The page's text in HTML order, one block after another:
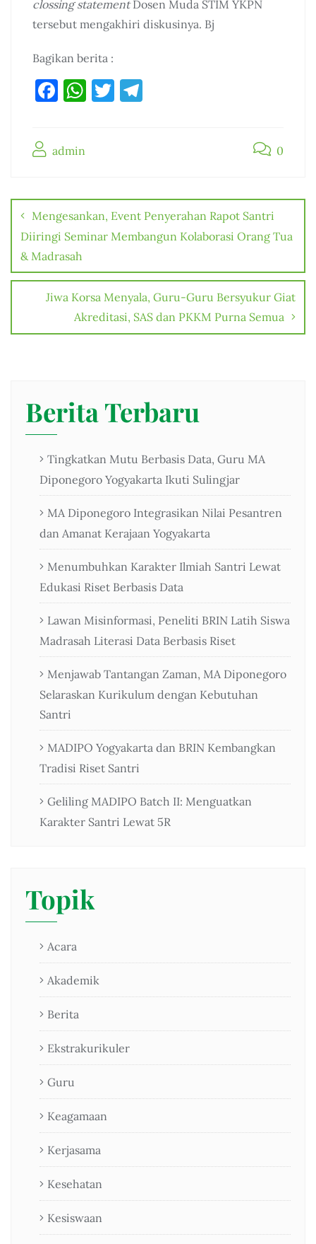
clossing statementDosen Muda STIM YKPN
tersebut mengakhiri diskusinya. Bj
Bagikan berita :
F
e
o
o
k
W
p
p
T
m
admin 0
navigation
Mengesankan, Event Penyerahan Rapot Santri
Diiringi Seminar Membangun Kolaborasi Orang Tua
& Madrasah
Jiwa Korsa Menyala, Guru-Guru Bersyukur Giat
Akreditasi, SAS dan PKKM Purna Semua
Berita Terbaru
Tingkatkan Mutu Berbasis Data, Guru MA
Diponegoro Yogyakarta Ikuti Sulingjar
MA Diponegoro Integrasikan Nilai Pesantren
dan Amanat Kerajaan Yogyakarta
Menumbuhkan Karakter Ilmiah Santri Lewat
Edukasi Riset Berbasis Data
Lawan Misinformasi, Peneliti BRIN Latih Siswa
Madrasah Literasi Data Berbasis Riset
Menjawab Tantangan Zaman, MA Diponegoro
Selaraskan Kurikulum dengan Kebutuhan
Santri
MADIPO Yogyakarta dan BRIN Kembangkan
Tradisi Riset Santri
Geliling MADIPO Batch II: Menguatkan
Karakter Santri Lewat 5R
Topik
Acara
Akademik
Berita
Ekstrakurikuler
Guru
Keagamaan
Kerjasama
Kesehatan
Kesiswaan